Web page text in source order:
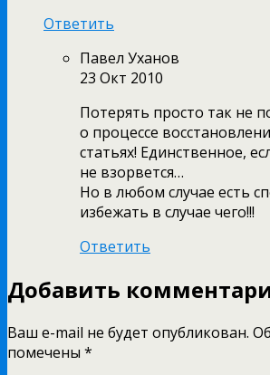
Ответить
Павел Уханов
23 Окт 2010
Потерять просто так не
о процессе
статьях! Единственное,
не взорвется…
Но в любом случае есть
избежать в случае чего!!!
Ответить
Добавить
Ваш e-mail не будет опубликован.
помечены *